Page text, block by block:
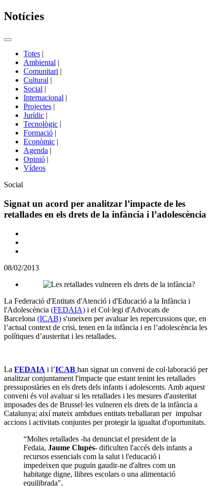
Notícies
Commutador
portals
Totes |
Ambiental |
Comunitari |
Cultural |
Social |
Internacional |
Projectes |
Jurídic |
Tecnològic |
Formació |
Econòmic |
Agenda |
Opinió |
Vídeos
Àmbit
la
notícia
Social
Signat un acord per analitzar l’impacte de les
retallades en els drets de la infància i l’adolescència
Comparteix
altres
socials
08/02/2013
La Federació d'Entitats d'Atenció i d'Educació a la Infància i
l'Adolescència (FEDAIA) i el Col·legi d'Advocats de
Barcelona (ICAB) s'uneixen per avaluar les repercussions que, en
l’actual context de crisi, tenen en la infància i en l’adolescència les
polítiques d’austeritat i les retallades.
La FEDAIA i l’ICAB han signat un conveni de col·laboració per
analitzar conjuntament l'impacte que estant tenint les retallades
pressupostàries en els drets dels infants i adolescents. Amb aquest
conveni és vol avaluar si les retallades i les mesures d'austeritat
imposades des de Brussel·les vulneren els drets de la infància a
Catalunya; així mateix ambdues entitats treballaran per impulsar
accions i activitats conjuntes per protegir la igualtat d'oportunitats.
“Moltes retallades -ha denunciat el president de la
Fedaia, Jaume Clupés- dificulten l'accés dels infants a
recursos essencials com la salut i l'educació i
impedeixen que puguin gaudir-ne d'altres com un
habitatge digne, llibres escolars o una alimentació
equilibrada".